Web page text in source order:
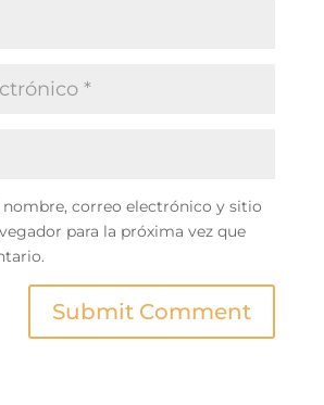
correo electrónico y sitio
para la próxima vez que